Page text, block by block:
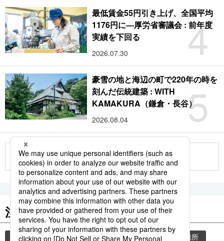
4
最低賃金55円引き上げ、全国平均
1176円に―厚労省審議会 : 前年度
実績を下回る
2026.07.30
5
豪雪の地と海辺の町で220年の時を
刻んだ伝統建築 : WITH
KAMAKURA（鎌倉・長谷）
2026.08.04
もっと見る
注目のキーワード
共同通信ニュース 気象・災害 災害 避難所